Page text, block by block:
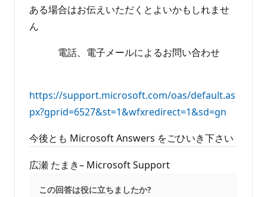
ある場合はお伝えいただくとよいかもしれませ
ん
電話、電子メールによるお問い合わせ
https://support.microsoft.com/oas/default.as
px?gprid=6527&st=1&wfxredirect=1&sd=gn
今後とも Microsoft Answers をごひいき下さい
広瀬 たまき– Microsoft Support
この回答は役に立ちましたか?